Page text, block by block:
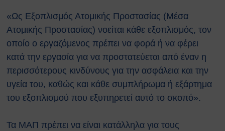
Εκτίμηση Eπαγγελματικού
Kινδύνου
Εργονομία
Ηλεκτρικός Κίνδυνος
Μέσα Ατομικής Προστασίας
Πυροπροστασία
Χημικές Ουσίες
Οδηγίες για Επισκέπτες
for Visitors
«Ως Εξοπλισμός Ατομικής Προστασίας (Μέσα
Ατομικής Προστασίας) νοείται κάθε εξοπλισμός, τον
οποίο ο εργαζόμενος πρέπει να φορά ή να φέρει
κατά την εργασία για να προστατεύεται από έναν η
περισσότερους κινδύνους για την ασφάλεια και την
υγεία του, καθώς και κάθε συμπλήρωμα ή εξάρτημα
του εξοπλισμού που εξυπηρετεί αυτό το σκοπό».
Τα ΜΑΠ πρέπει να είναι κατάλληλα για τους